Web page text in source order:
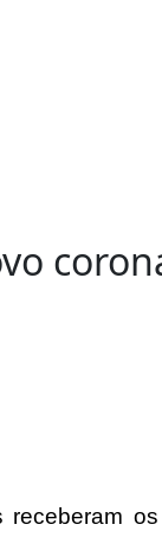
os